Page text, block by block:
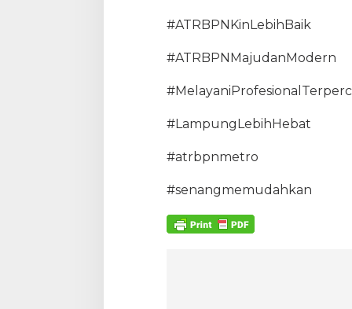
#ATRBPNKinLebihBaik
#ATRBPNMajudanModern
#LampungLebihHebat
#atrbpnmetro
#senangmemudahkan